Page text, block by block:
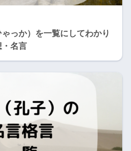
っか）を一覧にしてわかり
名言